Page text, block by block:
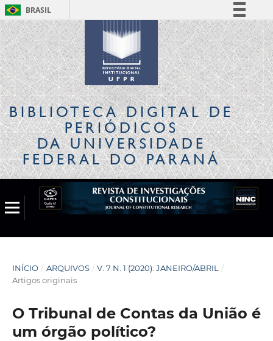
BRASIL
Simplifique!
Comunica BR
Participe
Acesso à informação
Legislação
Canais
BIBLIOTECA DIGITALDE
PERIÓDICOS
DA UNIVERSIDADE
FEDERAL DO PARANÁ
INÍCIO / ARQUIVOS / V. 7 N. 1 (2020): JANEIRO/ABRIL
/
Artigos originais
O Tribunal de Contas da União é
um órgão político?